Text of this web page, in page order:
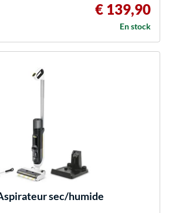
€ 139,90
En stock
sec/humide